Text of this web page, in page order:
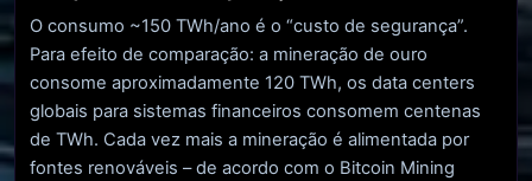
O consumo ~150 TWh/ano é o “custo de segurança”.
Para efeito de comparação: a mineração de ouro
consome aproximadamente 120 TWh, os data centers
globais para sistemas financeiros consomem centenas
de TWh. Cada vez mais a mineração é alimentada por
fontes renováveis ​​– de acordo com o Bitcoin Mining